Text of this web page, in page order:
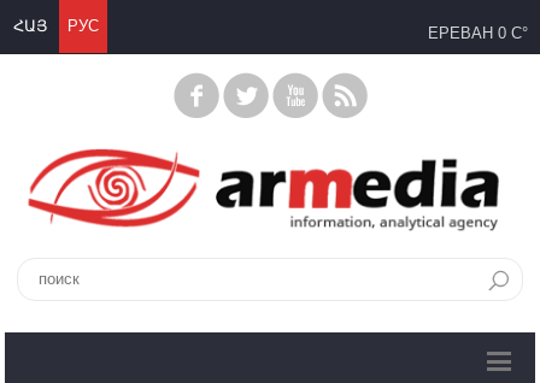
ՀԱՅ РУС ЕРЕВАН 0 C°